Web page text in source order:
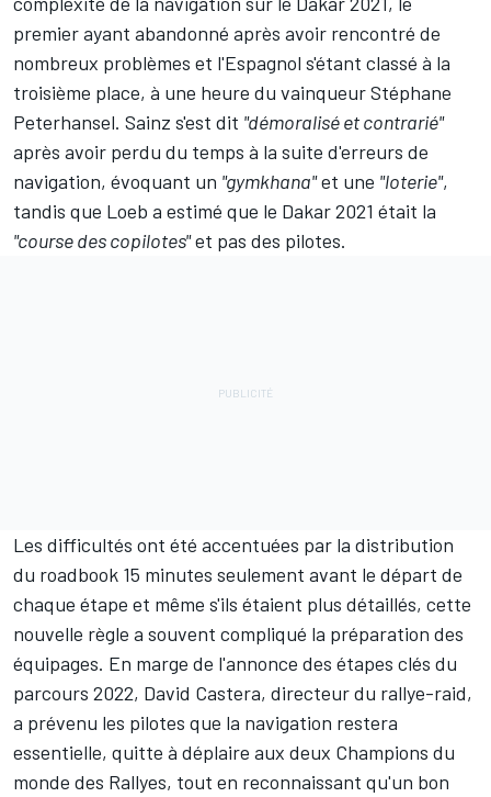
premier ayant abandonné après avoir rencontré de
nombreux problèmes et l'Espagnol s'étant classé à la
troisième place, à une heure du vainqueur Stéphane
Peterhansel. Sainz s'est dit "démoralisé et contrarié"
après avoir perdu du temps à la suite d'erreurs de
navigation, évoquant un "gymkhana"et une "loterie",
tandis que Loeb a estimé que le Dakar 2021 était la
"course des copilotes"et pas des pilotes.
Les difficultés ont été accentuées par la distribution
du roadbook 15 minutes seulement avant le départ de
chaque étape et même s'ils étaient plus détaillés, cette
nouvelle règle a souvent compliqué la préparation des
équipages. En marge de l'annonce des étapes clés du
parcours 2022, David Castera, directeur du rallye-raid,
a prévenu les pilotes que la navigation restera
essentielle, quitte à déplaire aux deux Champions du
monde des Rallyes, tout en reconnaissant qu'un bon